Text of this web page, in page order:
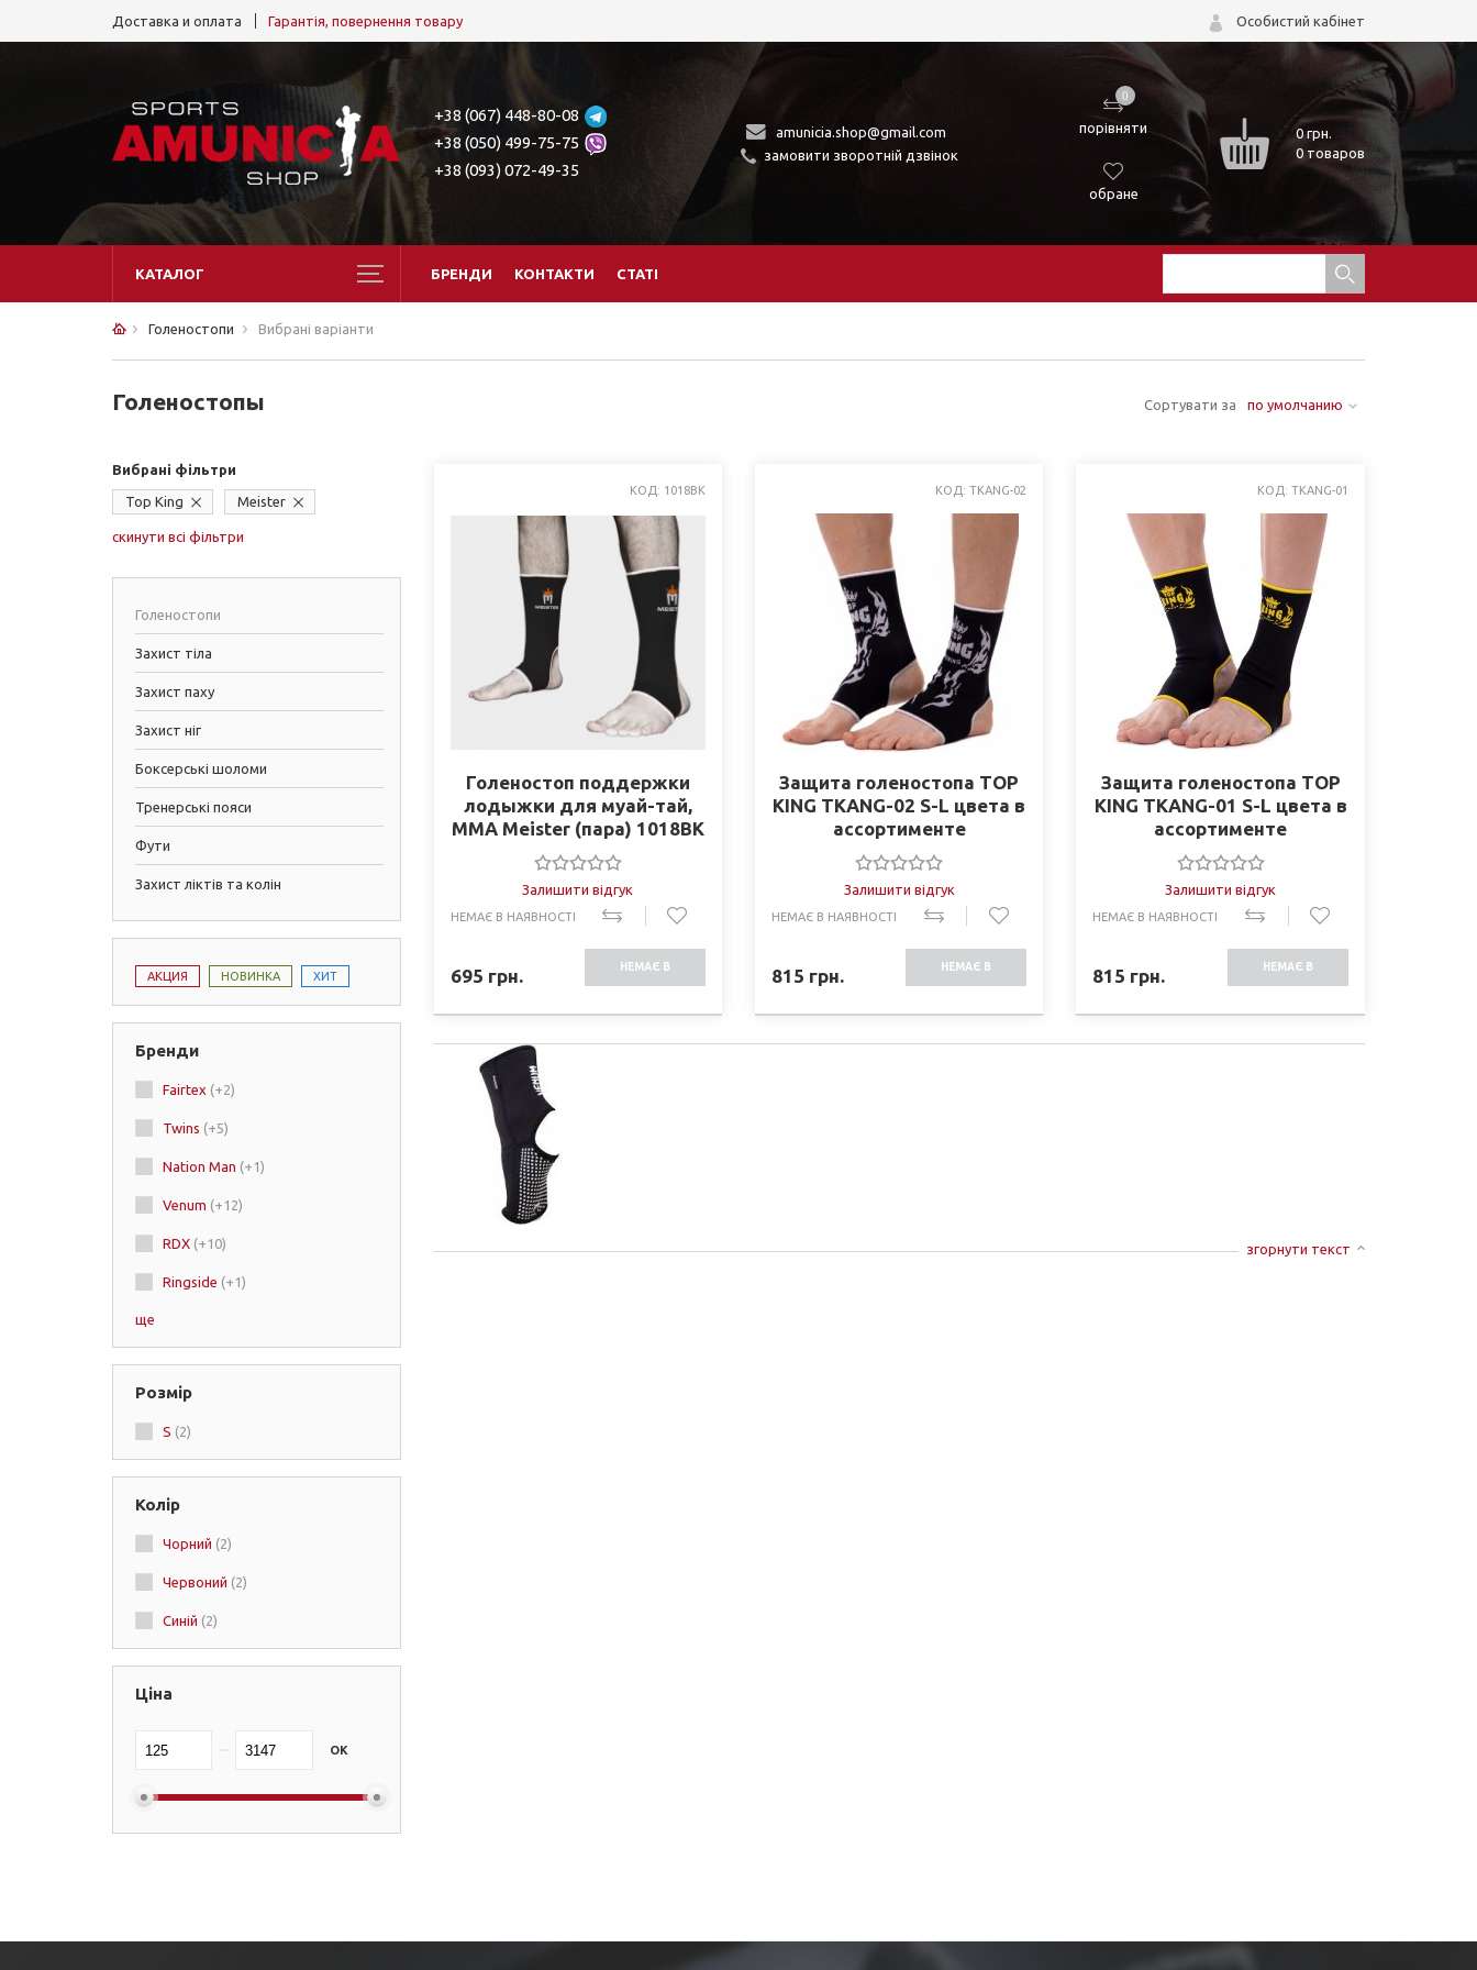
Доставка и оплата Гарантія, повернення товару Особистий кабінет
+38 (067) 448-80-08
+38 (050) 499-75-75
+38 (093) 072-49-35
amunicia.shop@gmail.com
замовити зворотній дзвінок
0
порівняти
обране
0грн.
0 товаров
КАТАЛОГ БРЕНДИ КОНТАКТИ СТАТІ
Голеностопи Вибрані варіанти
Голеностопы Сортувати за по умолчанию
Вибрані фільтри
Top King Meister
скинути всі фільтри
Голеностопи
Захист тіла
Захист паху
Захист ніг
Боксерські шоломи
Тренерські пояси
Фути
Захист ліктів та колін
АКЦИЯ НОВИНКА ХИТ
Бренди
Fairtex (+2)
Twins (+5)
Nation Man (+1)
Venum (+12)
RDX (+10)
Ringside (+1)
Zelart
Dragon
Hayabusa(+1)
Meister
Top King
Ring to Cage
Adidas(+12)
QUEEN(+1)
Boyko
ще
Розмір
S (2)
Колір
Чорний (2)
Червоний (2)
Синій (2)
Ціна
OK
КОД: 1018BK
Голеностоп поддержки
лодыжки для муай-тай,
ММА Meister (пара) 1018BK
Залишити відгук
НЕМАЄ В НАЯВНОСТІ
695 грн. НЕМАЄ В
КОД: TKANG-02
Защита голеностопа TOP
KING TKANG-02 S-L цвета в
ассортименте
Залишити відгук
НЕМАЄ В НАЯВНОСТІ
815 грн. НЕМАЄ В
КОД: TKANG-01
Защита голеностопа TOP
KING TKANG-01 S-L цвета в
ассортименте
Залишити відгук
НЕМАЄ В НАЯВНОСТІ
815 грн. НЕМАЄ В
згорнути текст